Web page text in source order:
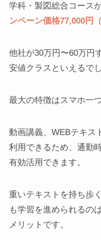
学科・製図総合コース
ンペーン価格77,000円（
他社が30万円〜60万円
安値クラスといえるでし
最大の特徴はスマホ一
動画講義、WEBテキス
利用できるため、通勤
有効活用できます。
重いテキストを持ち歩
も学習を進められるの
メリットです。